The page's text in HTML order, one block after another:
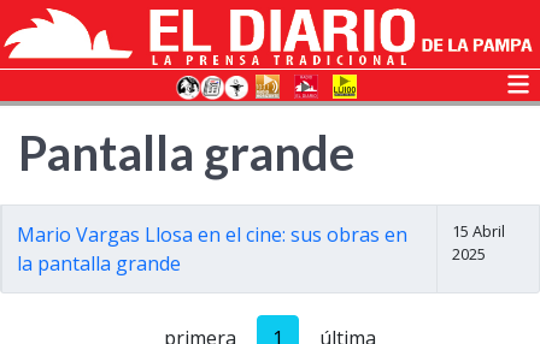
Pantalla grande
Mario Vargas Llosa en el cine: sus obras en
la pantalla grande
15 Abril
2025
primera 1 última